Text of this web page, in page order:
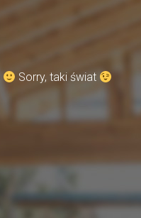
Sorry, taki świat